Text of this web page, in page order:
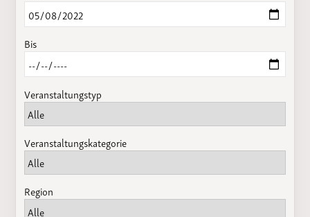
Bis
Veranstaltungstyp
Veranstaltungskategorie
Region